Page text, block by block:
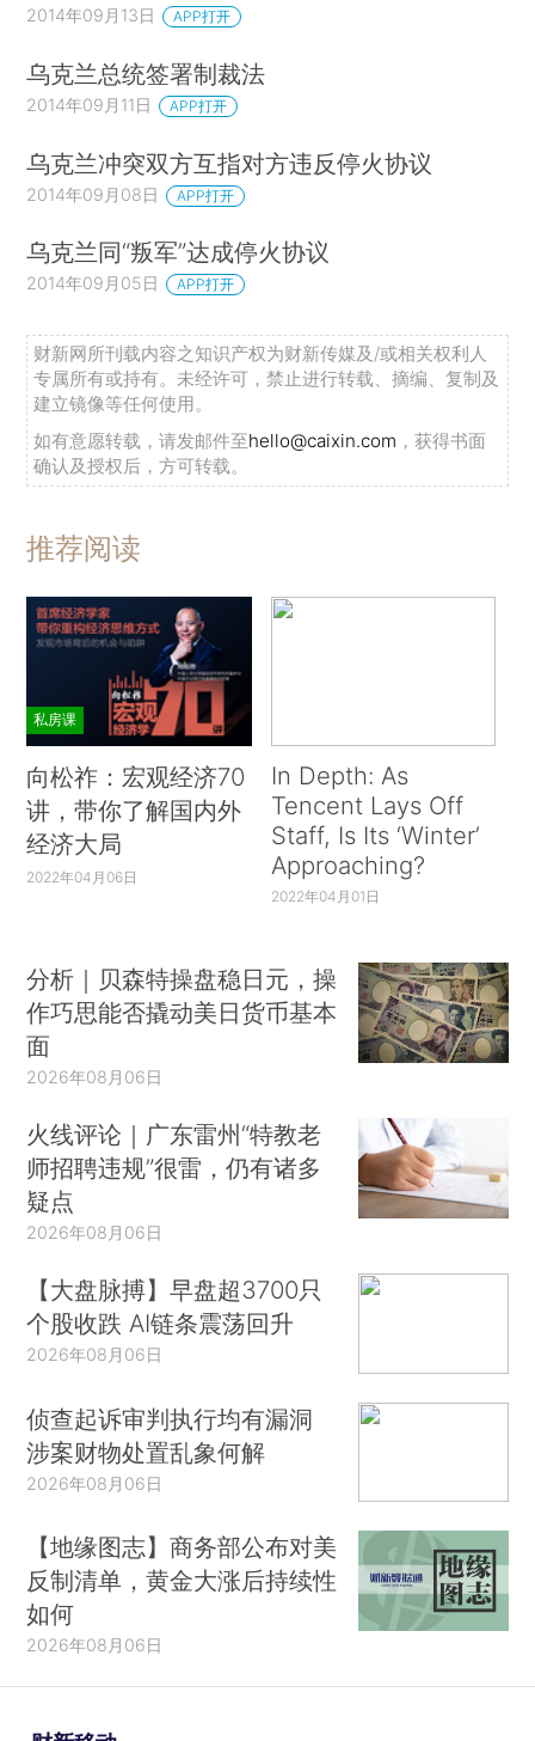
2014年09月13日 APP打开
乌克兰总统签署制裁法
2014年09月11日 APP打开
乌克兰冲突双方互指对方违反停火协议
2014年09月08日 APP打开
乌克兰同“叛军”达成停火协议
2014年09月05日 APP打开
财新网所刊载内容之知识产权为财新传媒及/或相关权利人
专属所有或持有。未经许可，禁止进行转载、摘编、复制及
建立镜像等任何使用。
如有意愿转载，请发邮件至hello@caixin.com ，获得书面
确认及授权后，方可转载。
推荐阅读
私房课
向松祚：宏观经济70
讲，带你了解国内外
经济大局
2022年04月06日
In Depth: As
Tencent Lays Off
Staff, Is Its ‘Winter’
Approaching?
2022年04月01日
分析｜贝森特操盘稳日元，操
作巧思能否撬动美日货币基本
面
2026年08月06日
火线评论｜广东雷州“特教老
师招聘违规”很雷，仍有诸多
疑点
2026年08月06日
【大盘脉搏】早盘超3700只
个股收跌 AI链条震荡回升
2026年08月06日
侦查起诉审判执行均有漏洞
涉案财物处置乱象何解
2026年08月06日
【地缘图志】商务部公布对美
反制清单，黄金大涨后持续性
如何
2026年08月06日